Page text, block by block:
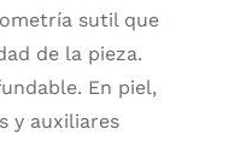
sutil que
de la pieza.
En piel,
y auxiliares